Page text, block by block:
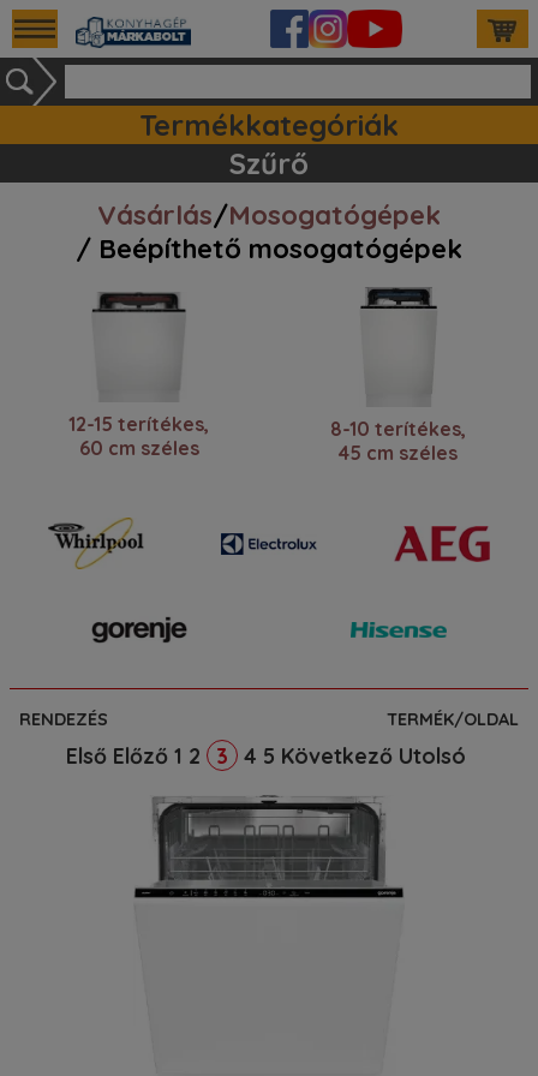
Termékkategóriák
Szűrő
Vásárlás/Mosogatógépek
/ Beépíthető mosogatógépek
12-15 terítékes,
60 cm széles
8-10 terítékes,
45 cm széles
RENDEZÉS TERMÉK/OLDAL
Első Előző 1 2 3 4 5 Következő Utolsó